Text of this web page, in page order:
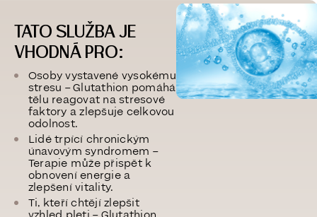
TATO SLUŽBA JE
VHODNÁ PRO:
Osoby vystavené vysokému
stresu – Glutathion pomáhá
tělu reagovat na stresové
faktory a zlepšuje celkovou
odolnost.
Lidé trpící chronickým
únavovým syndromem –
Terapie může přispět k
obnovení energie a
zlepšení vitality.
Ti, kteří chtějí zlepšit